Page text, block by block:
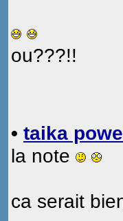
ou???!!
• taika
la note
ca serait